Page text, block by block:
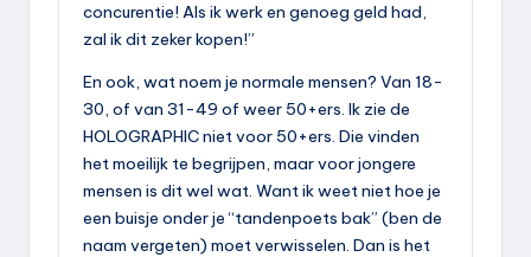
concurentie! Als ik werk en genoeg geld had,
zal ik dit zeker kopen!”
En ook, wat noem je normale mensen? Van 18-
30, of van 31-49 of weer 50+ers. Ik zie de
HOLOGRAPHIC niet voor 50+ers. Die vinden
het moeilijk te begrijpen, maar voor jongere
mensen is dit wel wat. Want ik weet niet hoe je
een buisje onder je “tandenpoets bak” (ben de
naam vergeten) moet verwisselen. Dan is het